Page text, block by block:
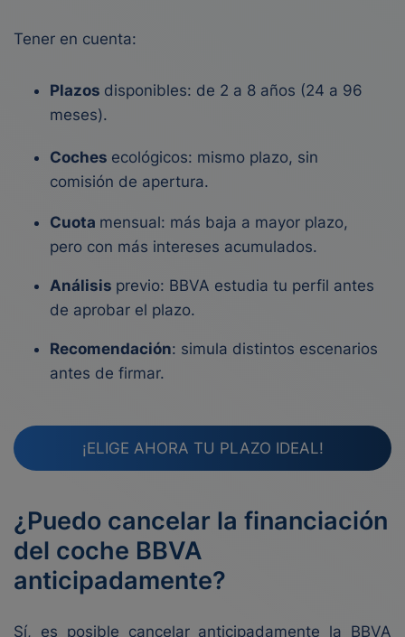
Tener en cuenta:
Plazos disponibles: de 2 a 8 años (24 a 96
meses).
Coches ecológicos: mismo plazo, sin
comisión de apertura.
Cuota mensual: más baja a mayor plazo,
pero con más intereses acumulados.
Análisis previo: BBVA estudia tu perfil antes
de aprobar el plazo.
Recomendación: simula distintos escenarios
antes de firmar.
¡ELIGE AHORA TU PLAZO IDEAL!
¿Puedo cancelar la financiación
del coche BBVA
anticipadamente?
Sí, es posible cancelar anticipadamente la BBVA